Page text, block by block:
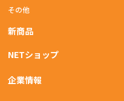
その他
新商品
NETショップ
企業情報